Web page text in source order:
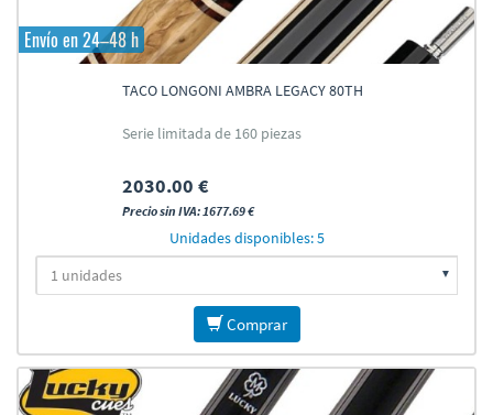
Envío en 24–48 h
TACO LONGONI AMBRA LEGACY 80TH
Serie limitada de 160 piezas
2030.00 €
Precio sin IVA: 1677.69 €
Unidades disponibles: 5
Comprar